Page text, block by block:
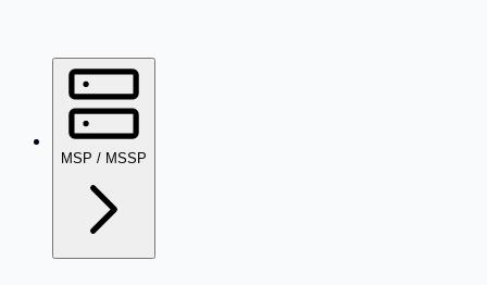
MSP / MSSP